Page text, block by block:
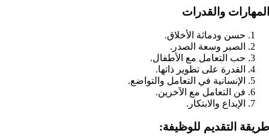
المهارات والقدرات
حسن ودماثة الأخلاق.
الصبر وسعة الصدر.
حب التعامل مع الأطفال.
القدرة على تطوير ذاتها.
الإنسانية في التعامل والتواضع.
فن التعامل مع الآخرين.
الإبداع والابتكار.
طريقة التقديم للوظيفة: